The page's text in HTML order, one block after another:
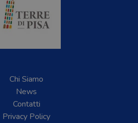
Chi Siamo
News
Contatti
Privacy Policy